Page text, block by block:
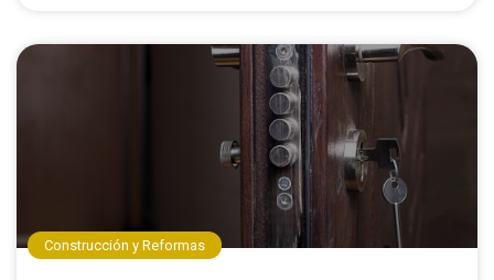
Construcción y Reformas